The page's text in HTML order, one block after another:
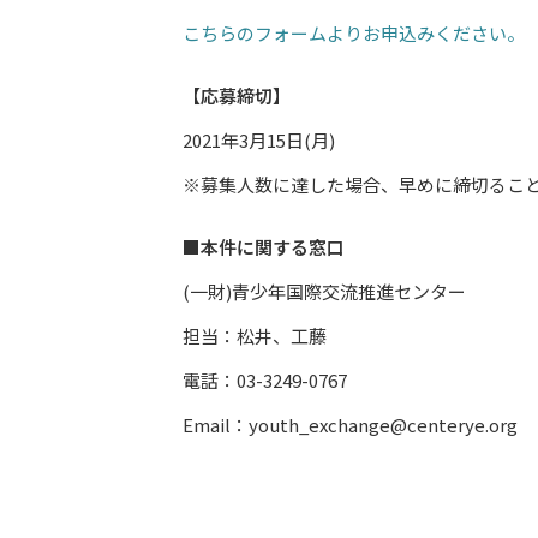
こちらのフォームよりお申込みください。
【応募締切】
2021年3月15日(月)
※募集人数に達した場合、早めに締切るこ
■本件に関する窓口
(一財)青少年国際交流推進センター
担当：松井、工藤
電話：03-3249-0767
Email：youth_exchange@centerye.org